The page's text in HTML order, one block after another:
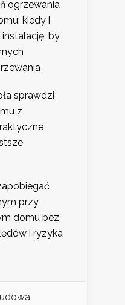
ogrzewania
kiedy i
by
sprawdzi
z
przy
domu bez
i ryzyka